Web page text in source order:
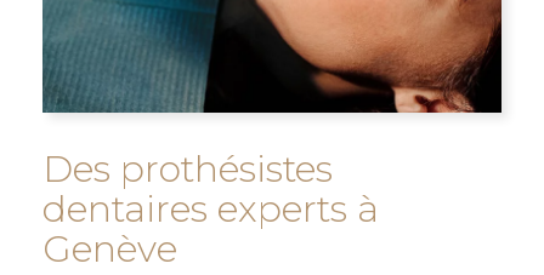
Des prothésistes
dentaires experts à
Genève